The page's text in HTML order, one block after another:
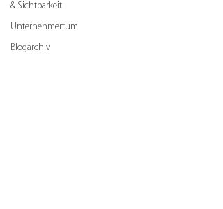
& Sichtbarkeit
Unternehmertum
Blogarchiv